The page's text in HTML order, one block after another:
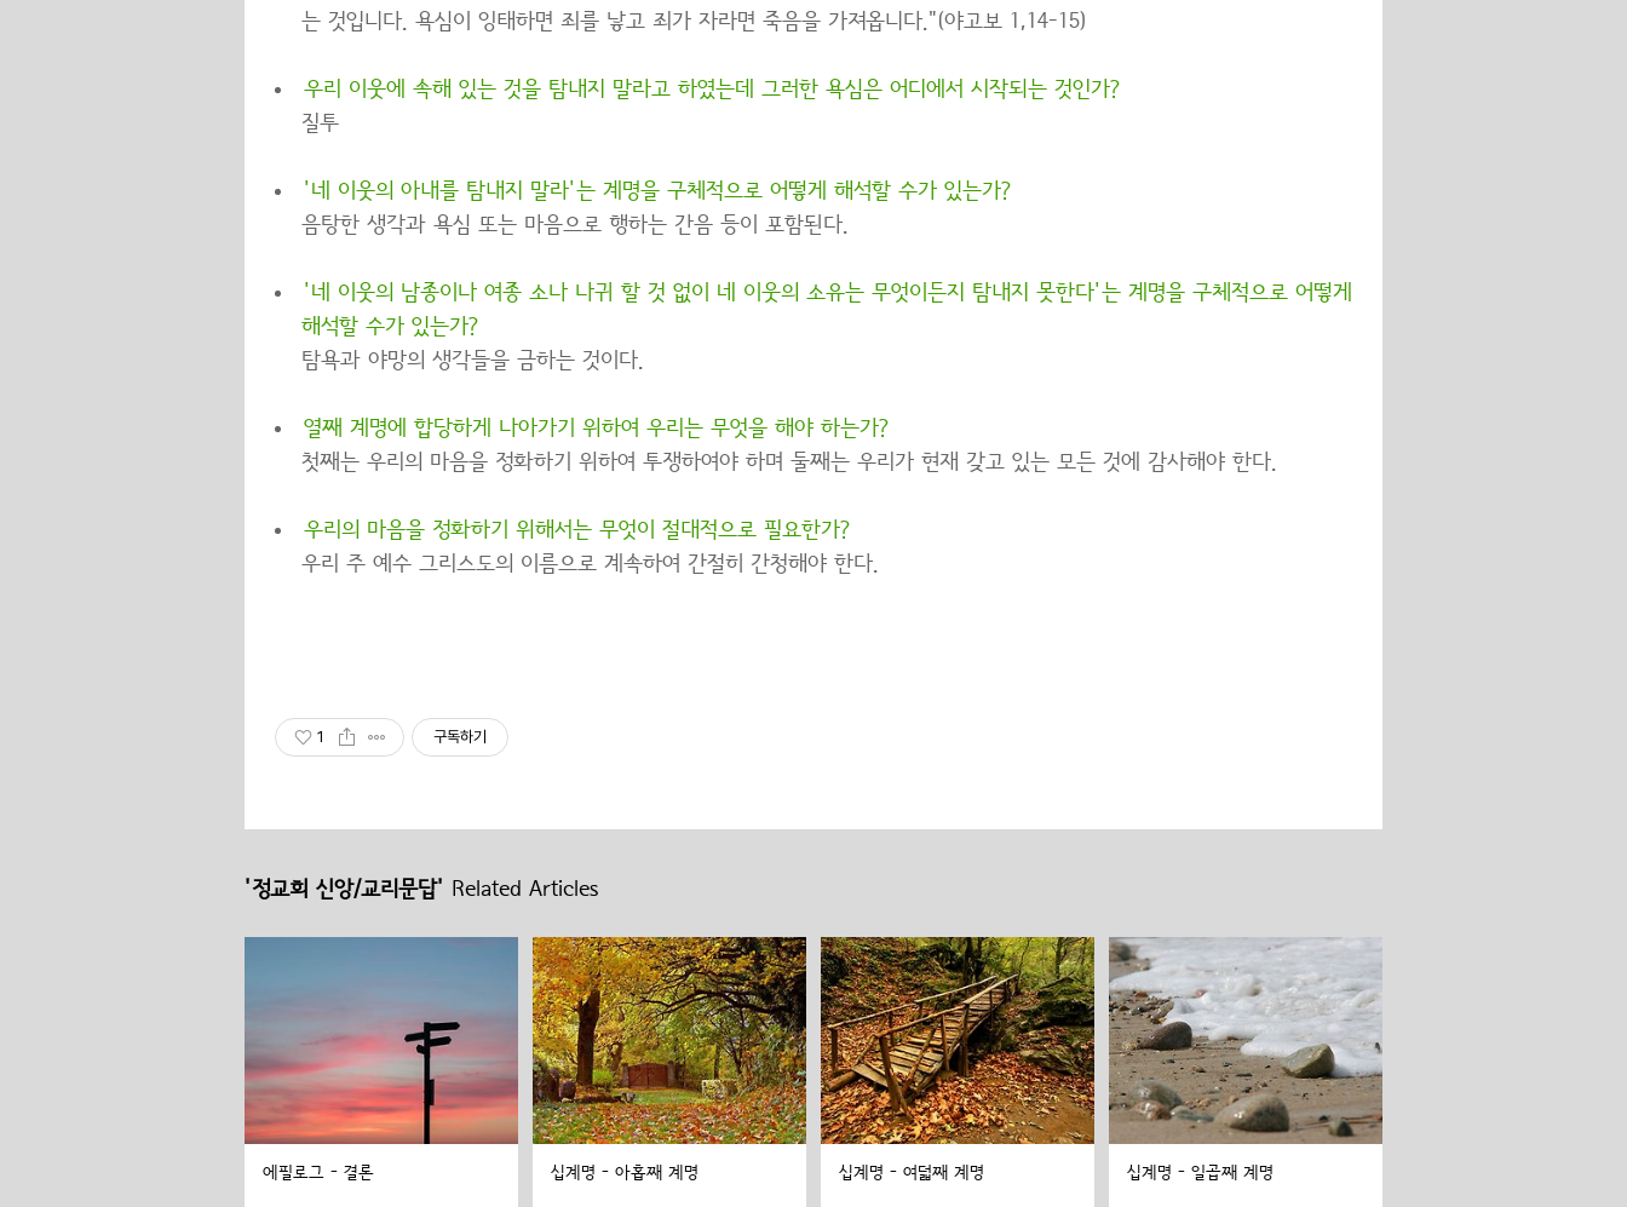
는 것입니다. 욕심이 잉태하면 죄를 낳고 죄가 자라면 죽음을 가져옵니다."(야고보 1,14-15)
우리 이웃에 속해 있는 것을 탐내지 말라고 하였는데 그러한 욕심은 어디에서 시작되는 것인가?
질투
'네 이웃의 아내를 탐내지 말라'는 계명을 구체적으로 어떻게 해석할 수가 있는가?
음탕한 생각과 욕심 또는 마음으로 행하는 간음 등이 포함된다.
'네 이웃의 남종이나 여종 소나 나귀 할 것 없이 네 이웃의 소유는 무엇이든지 탐내지 못한다'는 계명을 구체적으로 어떻게
해석할 수가 있는가?
탐욕과 야망의 생각들을 금하는 것이다.
열째 계명에 합당하게 나아가기 위하여 우리는 무엇을 해야 하는가?
첫째는 우리의 마음을 정화하기 위하여 투쟁하여야 하며 둘째는 우리가 현재 갖고 있는 모든 것에 감사해야 한다.
우리의 마음을 정화하기 위해서는 무엇이 절대적으로 필요한가?
우리 주 예수 그리스도의 이름으로 계속하여 간절히 간청해야 한다.
1 구독하기
'정교회 신앙/교리문답' Related Articles
에필로그 - 결론 십계명 - 아홉째 계명 십계명 - 여덟째 계명 십계명 - 일곱째 계명